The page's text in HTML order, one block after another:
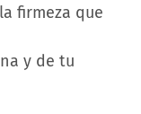
firmeza que
y de tu